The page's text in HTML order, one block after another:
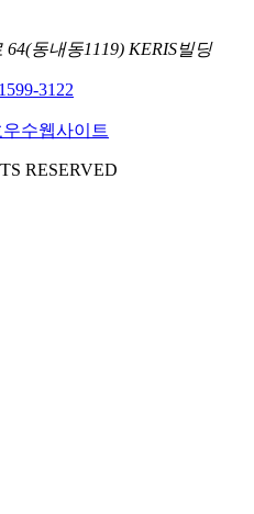
동내동1119) KERIS빌딩
1599-3122
RESERVED